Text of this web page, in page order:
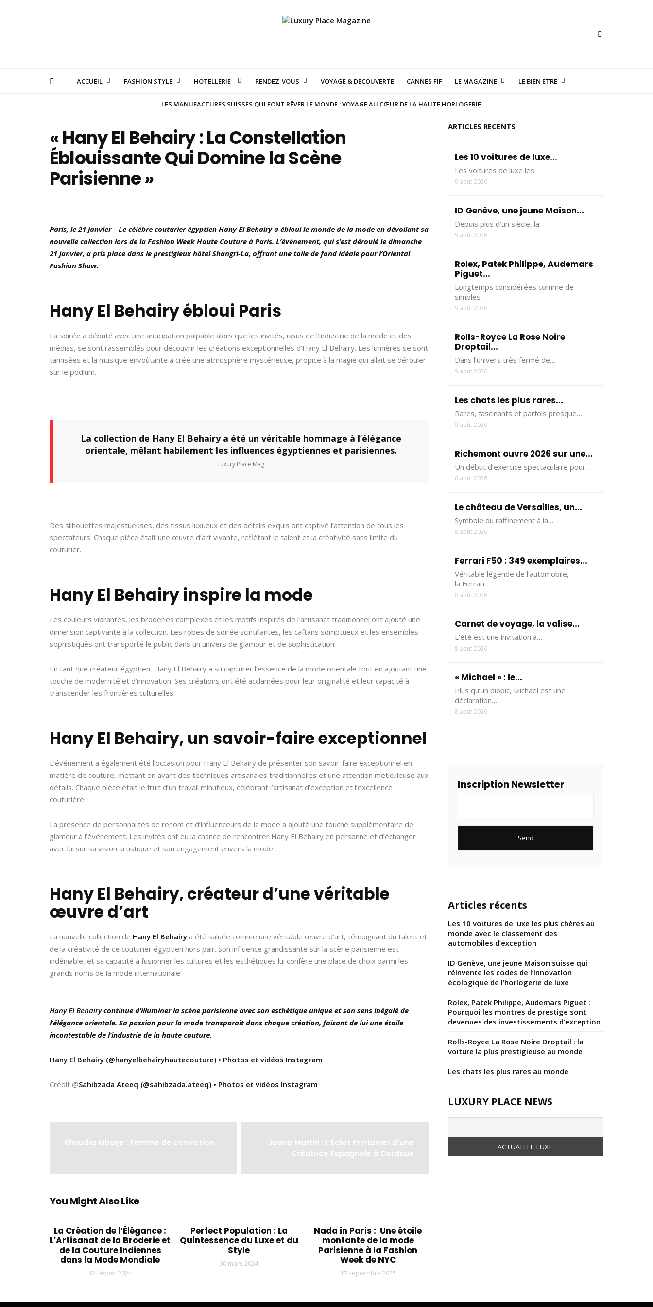
ACCUEIL FASHION STYLE HOTELLERIE RENDEZ-VOUS VOYAGE & DECOUVERTE CANNES FIF LE MAGAZINE LE BIEN ETRE
LES MANUFACTURES SUISSES QUI FONT RÊVER LE MONDE : VOYAGE AU CŒUR DE LA HAUTE HORLOGERIE
« Hany El Behairy : La Constellation
Éblouissante Qui Domine la Scène
Parisienne »
Paris, le 21 janvier – Le célèbre couturier égyptien Hany El Behairy a ébloui le monde de la mode en dévoilant sa
nouvelle collection lors de la Fashion Week Haute Couture à Paris. L’événement, qui s’est déroulé le dimanche
21 janvier, a pris place dans le prestigieux hôtel Shangri-La, offrant une toile de fond idéale pour l’Oriental
Fashion Show.
Hany El Behairy ébloui Paris
La soirée a débuté avec une anticipation palpable alors que les invités, issus de l’industrie de la mode et des
médias, se sont rassemblés pour découvrir les créations exceptionnelles d’Hany El Behairy. Les lumières se sont
tamisées et la musique envoûtante a créé une atmosphère mystérieuse, propice à la magie qui allait se dérouler
sur le podium.
La collection de Hany El Behairy a été un véritable hommage à l’élégance
orientale, mêlant habilement les influences égyptiennes et parisiennes.
Luxury Place Mag
Des silhouettes majestueuses, des tissus luxueux et des détails exquis ont captivé l’attention de tous les
spectateurs. Chaque pièce était une œuvre d’art vivante, reflétant le talent et la créativité sans limite du
couturier.
Hany El Behairy inspire la mode
Les couleurs vibrantes, les broderies complexes et les motifs inspirés de l’artisanat traditionnel ont ajouté une
dimension captivante à la collection. Les robes de soirée scintillantes, les caftans somptueux et les ensembles
sophistiqués ont transporté le public dans un univers de glamour et de sophistication.
En tant que créateur égyptien, Hany El Behairy a su capturer l’essence de la mode orientale tout en ajoutant une
touche de modernité et d’innovation. Ses créations ont été acclamées pour leur originalité et leur capacité à
transcender les frontières culturelles.
Hany El Behairy, un savoir-faire exceptionnel
L’événement a également été l’occasion pour Hany El Behairy de présenter son savoir-faire exceptionnel en
matière de couture, mettant en avant des techniques artisanales traditionnelles et une attention méticuleuse aux
détails. Chaque pièce était le fruit d’un travail minutieux, célébrant l’artisanat d’exception et l’excellence
couturière.
La présence de personnalités de renom et d’influenceurs de la mode a ajouté une touche supplémentaire de
glamour à l’événement. Les invités ont eu la chance de rencontrer Hany El Behairy en personne et d’échanger
avec lui sur sa vision artistique et son engagement envers la mode.
Hany El Behairy, créateur d’une véritable
œuvre d’art
La nouvelle collection de Hany El Behairy a été saluée comme une véritable œuvre d’art, témoignant du talent et
de la créativité de ce couturier égyptien hors pair. Son influence grandissante sur la scène parisienne est
indéniable, et sa capacité à fusionner les cultures et les esthétiques lui confère une place de choix parmi les
grands noms de la mode internationale.
Hany El Behairycontinue d’illuminer la scène parisienne avec son esthétique unique et son sens inégalé de
l’élégance orientale. Sa passion pour la mode transparaît dans chaque création, faisant de lui une étoile
incontestable de l’industrie de la haute couture.
Hany El Behairy (@hanyelbehairyhautecouture) • Photos et vidéos Instagram
Crédit @Sahibzada Ateeq (@sahibzada.ateeq) • Photos et vidéos Instagram
Khoudia Mbaye : Femme de conviction
Juana Martín : L’Éclat Printanier d’une
Créatrice Espagnole à Cordoue
You Might Also Like
La Création de l’Élégance :
L’Artisanat de la Broderie et
de la Couture Indiennes
dans la Mode Mondiale
12 février 2024
Perfect Population : La
Quintessence du Luxe et du
Style
30 mars 2024
Nada in Paris : Une étoile
montante de la mode
Parisienne à la Fashion
Week de NYC
17 septembre 2025
ARTICLES RECENTS
Les 10 voitures de luxe...
Les voitures de luxe les…
9 août 2026
ID Genève, une jeune Maison...
Depuis plus d’un siècle, la…
9 août 2026
Rolex, Patek Philippe, Audemars
Piguet...
Longtemps considérées comme de
simples…
9 août 2026
Rolls-Royce La Rose Noire
Droptail...
Dans l’univers très fermé de…
9 août 2026
Les chats les plus rares...
Rares, fascinants et parfois presque…
9 août 2026
Richemont ouvre 2026 sur une...
Un début d’exercice spectaculaire pour…
8 août 2026
Le château de Versailles, un...
Symbole du raffinement à la…
8 août 2026
Ferrari F50 : 349 exemplaires...
Véritable légende de l’automobile,
la Ferrari…
8 août 2026
Carnet de voyage, la valise...
L’été est une invitation à…
8 août 2026
« Michael » : le...
Plus qu’un biopic, Michael est une
déclaration…
8 août 2026
Inscription Newsletter
Articles récents
Les 10 voitures de luxe les plus chères au
monde avec le classement des
automobiles d’exception
ID Genève, une jeune Maison suisse qui
réinvente les codes de l’innovation
écologique de l’horlogerie de luxe
Rolex, Patek Philippe, Audemars Piguet :
Pourquoi les montres de prestige sont
devenues des investissements d’exception
Rolls-Royce La Rose Noire Droptail : la
voiture la plus prestigieuse au monde
Les chats les plus rares au monde
LUXURY PLACE NEWS